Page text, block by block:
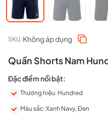
SKU: Không áp dụng
Quần Shorts Nam
Đặc điểm nổi bật:
Thương hiệu: Hundred
Màu sắc: Xanh Navy, Đen